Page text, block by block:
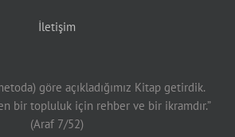
İletişim
göre açıkladığımız Kitap getirdik.
bir topluluk için rehber ve bir ikramdır.”
(Araf 7/52)